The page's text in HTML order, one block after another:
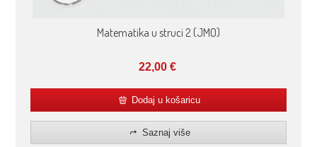
Matematika u struci 2 (JMO)
22,00 €
Dodaj u košaricu
Saznaj više